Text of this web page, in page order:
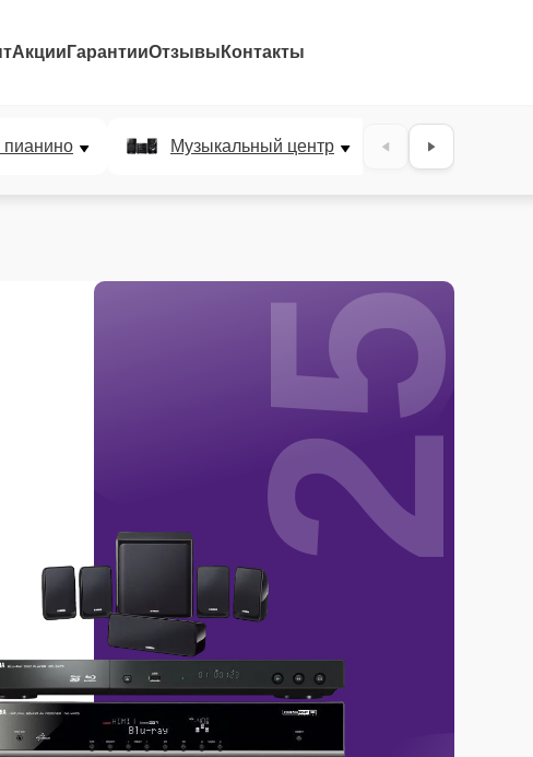
Акции ГарантииОтзывы Контакты
Музыкальный центр DJ-пульт
25%